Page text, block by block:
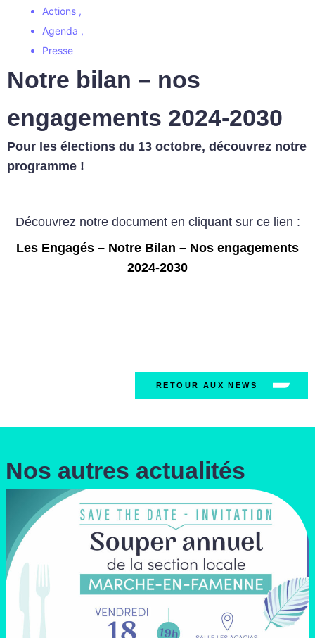
Actions ,
Agenda ,
Presse
Notre bilan – nos
engagements 2024-2030
Pour les élections du 13 octobre, découvrez notre
programme !
Découvrez notre document en cliquant sur ce lien :
Les Engagés – Notre Bilan – Nos engagements
2024-2030
RETOUR AUX NEWS
Nos autres actualités